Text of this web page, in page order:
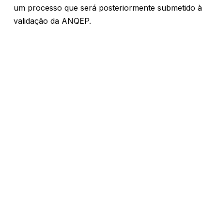
um processo que será posteriormente submetido à
validação da ANQEP.